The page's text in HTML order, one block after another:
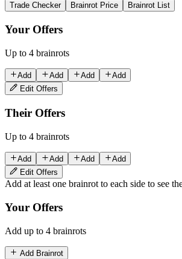
Trade Checker Brainrot Price Brainrot List
Your Offers
Up to 4 brainrots
Add Add Add
Add
Edit Offers
Their Offers
Up to 4 brainrots
Add Add Add
Add
Edit Offers
Add at least one brainrot to each side to see
Your Offers
Add up to 4 brainrots
Add Brainrot